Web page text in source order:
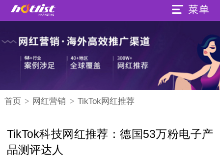
首页 > 网红营销 > TikTok网红推荐
TikTok科技网红推荐：德国53万粉电子产
品测评达人